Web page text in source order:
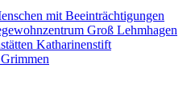
mit Beeinträchtigungen
Groß Lehmhagen
Katharinenstift